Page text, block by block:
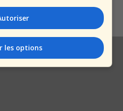
- 24 mai 2026
les options